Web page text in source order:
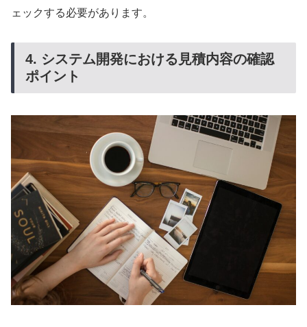
ェックする必要があります。
4. システム開発における見積内容の確認
ポイント